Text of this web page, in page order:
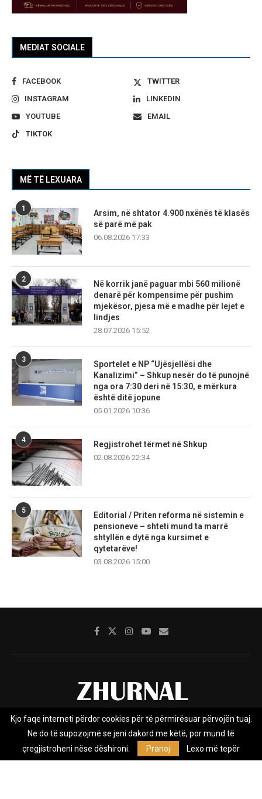
MEDIAT SOCIALE
FACEBOOK
TWITTER
INSTAGRAM
LINKEDIN
YOUTUBE
EMAIL
TIKTOK
MË TË LEXUARA
1
Arsim, në shtator 4.900 nxënës të klasës
së parë më pak
06.08.2026 17:33
2
Në korrik janë paguar mbi 560 milionë
denarë për kompensime për pushim
mjekësor, pjesa më e madhe për lejet e
lindjes
28.07.2026 15:52
3
Sportelet e NP “Ujësjellësi dhe
Kanalizimi” – Shkup nesër do të punojnë
nga ora 7:30 deri në 15:30, e mërkura
është ditë jopune
05.01.2026 10:36
4
Regjistrohet tërmet në Shkup
02.08.2026 22:34
5
Editorial / Priten reforma në sistemin e
pensioneve – shteti mund ta marrë
shtyllën e dytë nga kursimet e
qytetarëve!
03.08.2026 15:00
Rreth nesh Impresumi Marketing
Privacy Policy
Zhurnal.mk është Agjenci e Lajmeve e pavarur, e themeluar në vitin
Kjo faqe interneti përdor cookies për të përmirësuar përvojën tuaj.
Ne do të supozojmë se jeni dakord me këtë, por mund të
çregjistroheni nëse dëshironi.
Pranoj Lexo më tepër